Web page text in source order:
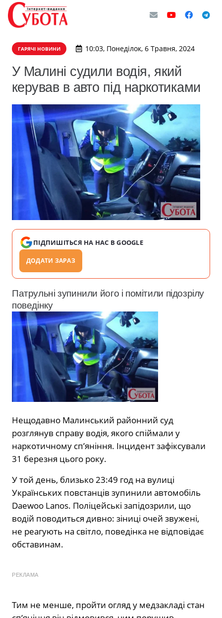
ГАРЯЧІ НОВИНИ 10:03, Понеділок, 6 Травня, 2024
У Малині судили водія, який
керував в авто під наркотиками
ПІДПИШІТЬСЯ НА НАС В GOOGLE
ДОДАТИ ЗАРАЗ
Патрульні зупинили його і помітили підозрілу
поведінку
Нещодавно Малинський районний суд
розглянув справу водія, якого спіймали у
наркотичному сп’яніння. Інцидент зафіксували
31 березня цього року.
У той день, близько 23:49 год на вулиці
Українських повстанців зупинили автомобіль
Daewoo Lanos. Поліцейські запідозрили, що
водій поводиться дивно: зіниці очей звужені,
не реагують на світло, поведінка не відповідає
обставинам.
РЕКЛАМА
Тим не менше, пройти огляд у медзакладі стан